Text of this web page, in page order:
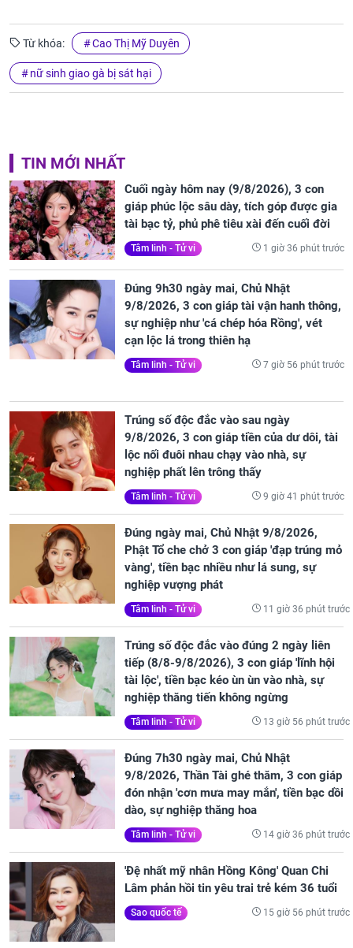
Từ khóa: Cao Thị Mỹ Duyên
nữ sinh giao gà bị sát hại
TIN MỚI NHẤT
Cuối ngày hôm nay (9/8/2026), 3 con
giáp phúc lộc sâu dày, tích góp được gia
tài bạc tỷ, phủ phê tiêu xài đến cuối đời
Tâm linh - Tử vi 1 giờ 36 phút trước
Đúng 9h30 ngày mai, Chủ Nhật
9/8/2026, 3 con giáp tài vận hanh thông,
sự nghiệp như 'cá chép hóa Rồng', vét
cạn lộc lá trong thiên hạ
Tâm linh - Tử vi 7 giờ 56 phút trước
Trúng số độc đắc vào sau ngày
9/8/2026, 3 con giáp tiền của dư dôi, tài
lộc nối đuôi nhau chạy vào nhà, sự
nghiệp phất lên trông thấy
Tâm linh - Tử vi 9 giờ 41 phút trước
Đúng ngày mai, Chủ Nhật 9/8/2026,
Phật Tổ che chở 3 con giáp 'đạp trúng mỏ
vàng', tiền bạc nhiều như lá sung, sự
nghiệp vượng phát
Tâm linh - Tử vi 11 giờ 36 phút trước
Trúng số độc đắc vào đúng 2 ngày liên
tiếp (8/8-9/8/2026), 3 con giáp 'lĩnh hội
tài lộc', tiền bạc kéo ùn ùn vào nhà, sự
nghiệp thăng tiến không ngừng
Tâm linh - Tử vi 13 giờ 56 phút trước
Đúng 7h30 ngày mai, Chủ Nhật
9/8/2026, Thần Tài ghé thăm, 3 con giáp
đón nhận 'cơn mưa may mắn', tiền bạc dồi
dào, sự nghiệp thăng hoa
Tâm linh - Tử vi 14 giờ 36 phút trước
'Đệ nhất mỹ nhân Hồng Kông' Quan Chi
Lâm phản hồi tin yêu trai trẻ kém 36 tuổi
Sao quốc tế 15 giờ 56 phút trước